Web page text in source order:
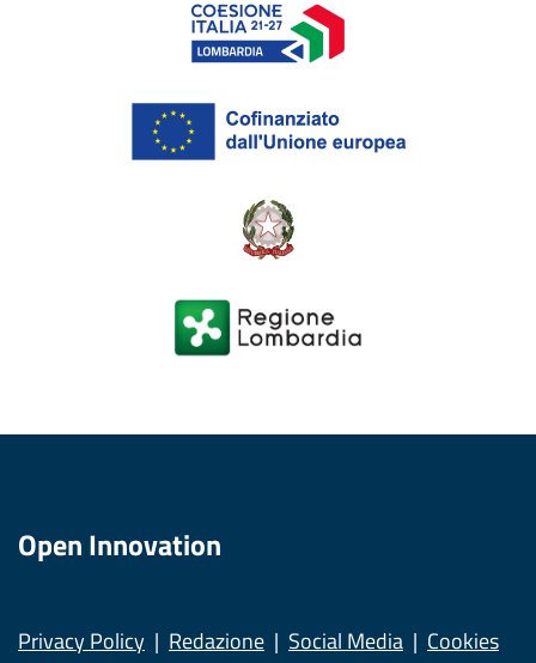
Open Innovation
Privacy Policy Redazione Social Media Cookies